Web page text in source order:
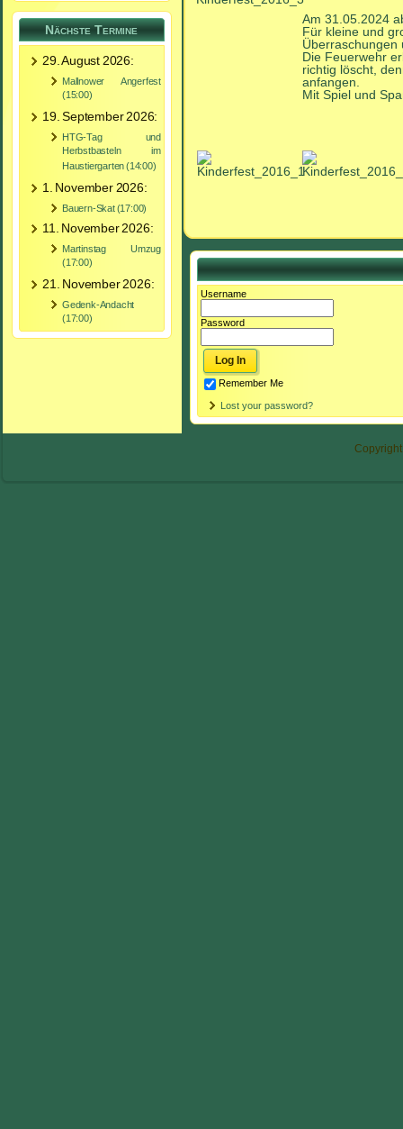
Nächste Termine
29. August 2026:
Mallnower Angerfest
(15:00)
19. September 2026:
HTG-Tag und
Herbstbasteln im
Haustiergarten (14:00)
1. November 2026:
Bauern-Skat (17:00)
11. November 2026:
Martinstag Umzug
(17:00)
21. November 2026:
Gedenk-Andacht
(17:00)
Am 31.05.2024
Für kleine und
Überraschungen
Die Feuerwehr
richtig löscht,
anfangen.
Mit Spiel und
Username
Password
Remember Me
Lost your password?